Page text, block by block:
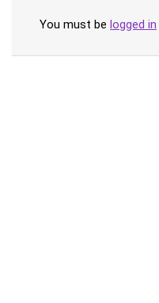
You must be logged in